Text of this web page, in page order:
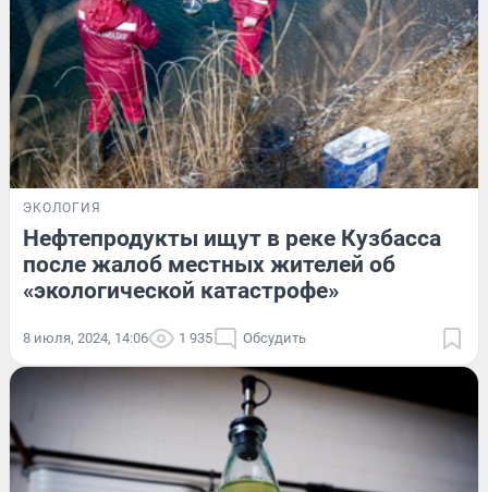
ЭКОЛОГИЯ
Нефтепродукты ищут в реке Кузбасса
после жалоб местных жителей об
«экологической катастрофе»
8 июля, 2024, 14:06 1 935 Обсудить